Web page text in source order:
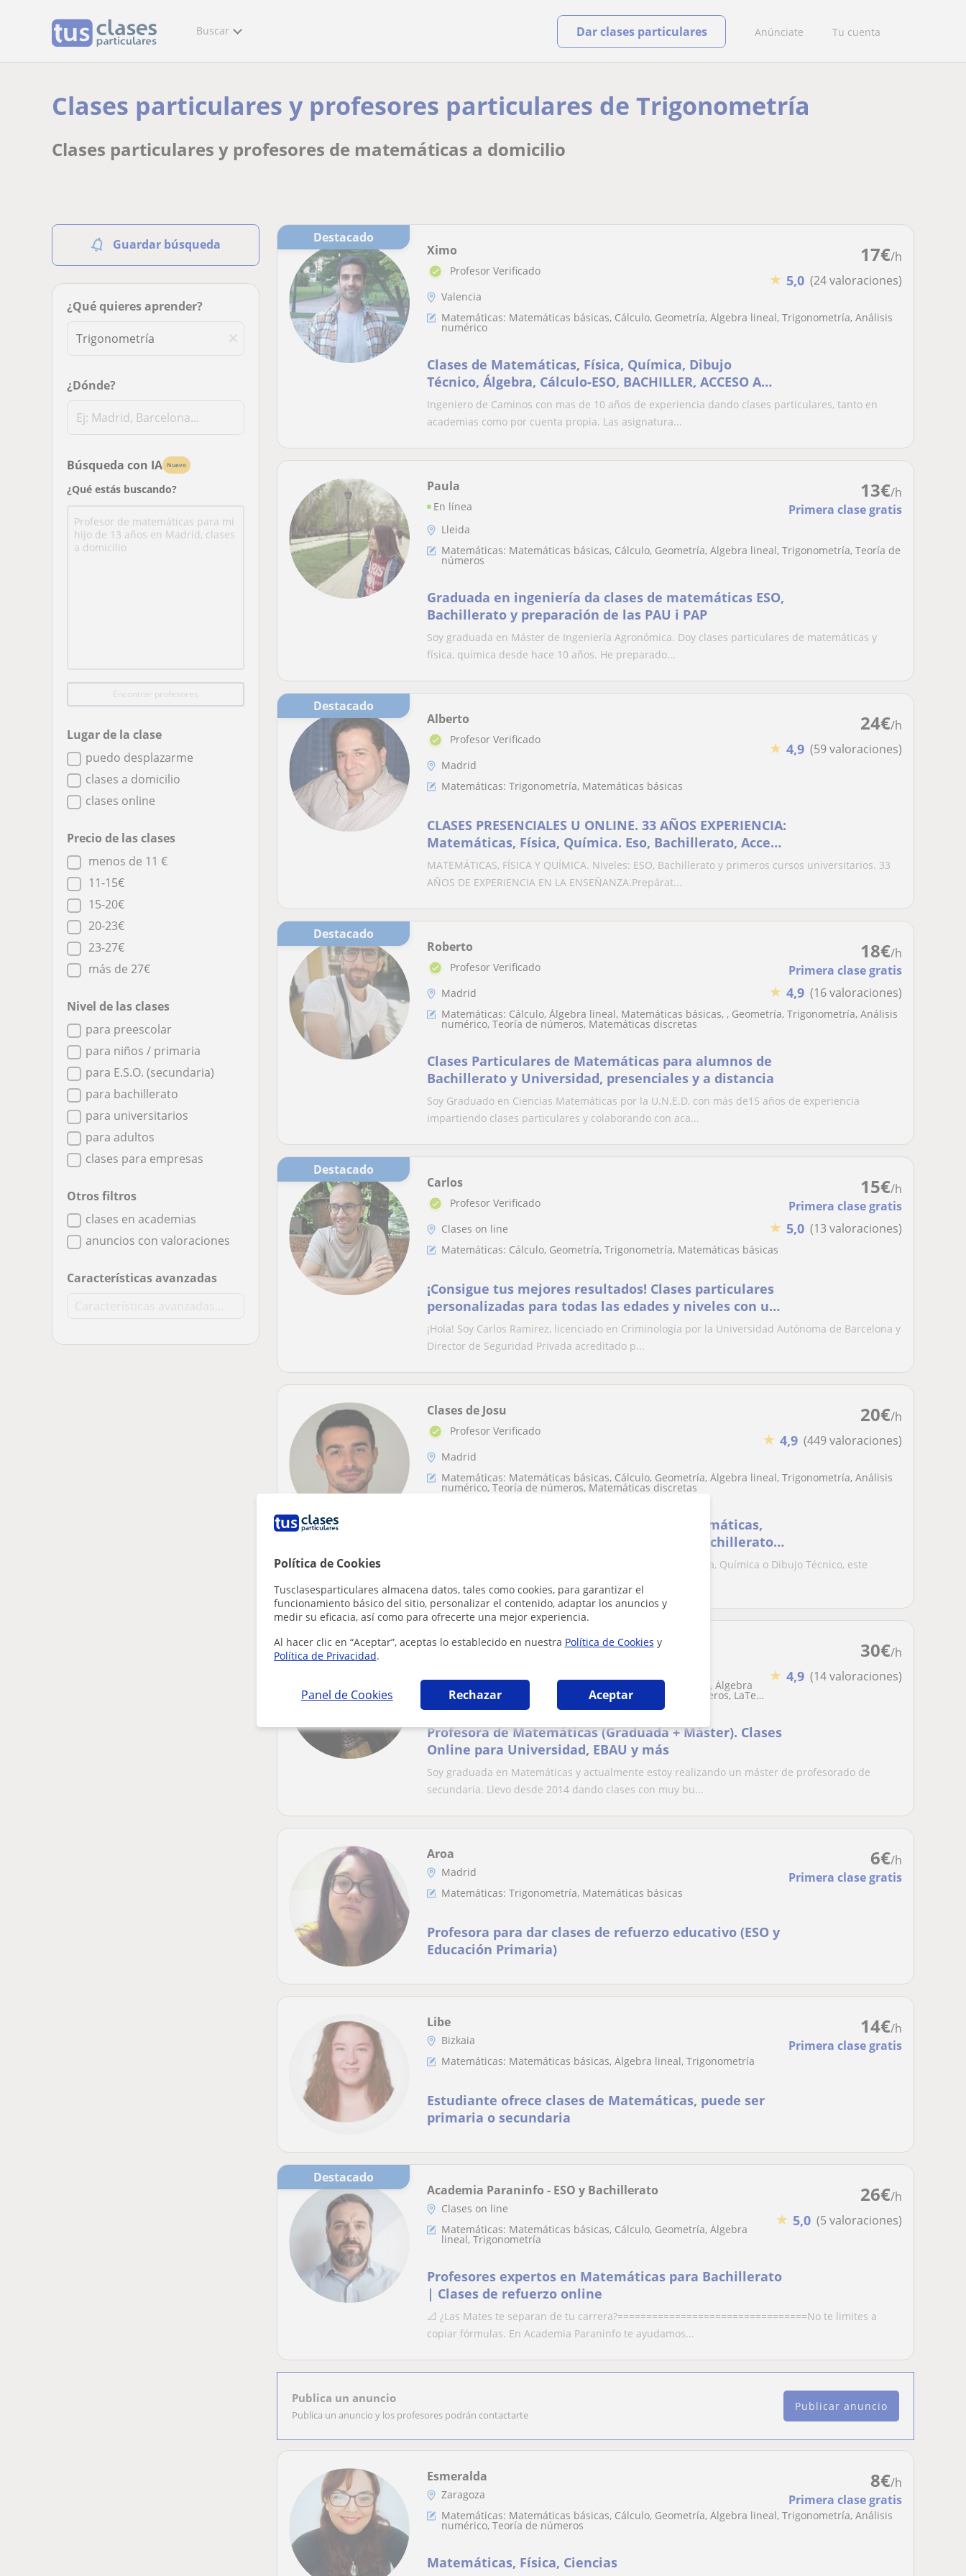
Política de Cookies
Tusclasesparticulares almacena datos, tales como cookies, para garantizar el
funcionamiento básico del sitio, personalizar el contenido, adaptar los anuncios y
medir su eficacia, así como para ofrecerte una mejor experiencia.
Al hacer clic en “Aceptar”, aceptas lo establecido en nuestra Política de Cookies y
Política de Privacidad.
Panel de Cookies Rechazar Aceptar
Buscar Anúnciate Tu cuenta
Dar clases particulares
Clases particulares y profesores particulares de Trigonometría
Clases particulares y profesores de matemáticas a domicilio
Guardar búsqueda
¿Qué quieres aprender?
¿Dónde?
Búsqueda con IA Nuevo
¿Qué estás buscando?
Encontrar profesores
Lugar de la clase
puedo desplazarme
clases a domicilio
clases online
Precio de las clases
menos de 11 €
11-15€
15-20€
20-23€
23-27€
más de 27€
Nivel de las clases
para preescolar
para niños / primaria
para E.S.O. (secundaria)
para bachillerato
para universitarios
para adultos
clases para empresas
Otros filtros
clases en academias
anuncios con valoraciones
Características avanzadas
Destacado
17€/h
★ 5,0 (24 valoraciones)
Ximo
Profesor Verificado
Valencia
Matemáticas: Matemáticas básicas, Cálculo, Geometría, Álgebra lineal, Trigonometría, Análisis
numérico
Clases de Matemáticas, Física, Química, Dibujo
Técnico, Álgebra, Cálculo-ESO, BACHILLER, ACCESO A
GRADOS/UNIVERSIDAD, UNIVERSITARIAS
Ingeniero de Caminos con mas de 10 años de experiencia dando clases particulares, tanto en
academias como por cuenta propia. Las asignatura...
13€/h
Primera clase gratis
Paula
En línea
Lleida
Matemáticas: Matemáticas básicas, Cálculo, Geometría, Álgebra lineal, Trigonometría, Teoría de
números
Graduada en ingeniería da clases de matemáticas ESO,
Bachillerato y preparación de las PAU i PAP
Soy graduada en Máster de Ingeniería Agronómica. Doy clases particulares de matemáticas y
física, química desde hace 10 años. He preparado...
Destacado
24€/h
★ 4,9 (59 valoraciones)
Alberto
Profesor Verificado
Madrid
Matemáticas: Trigonometría, Matemáticas básicas
CLASES PRESENCIALES U ONLINE. 33 AÑOS EXPERIENCIA:
Matemáticas, Física, Química. Eso, Bachillerato, Acceso
a la Universidad cualquier edad
MATEMÁTICAS, FÍSICA Y QUÍMICA. Niveles: ESO, Bachillerato y primeros cursos universitarios. 33
AÑOS DE EXPERIENCIA EN LA ENSEÑANZA.Prepárat...
Destacado
18€/h
Primera clase gratis
★ 4,9 (16 valoraciones)
Roberto
Profesor Verificado
Madrid
Matemáticas: Cálculo, Álgebra lineal, Matemáticas básicas, , Geometría, Trigonometría, Análisis
numérico, Teoría de números, Matemáticas discretas
Clases Particulares de Matemáticas para alumnos de
Bachillerato y Universidad, presenciales y a distancia
Soy Graduado en Ciencias Matemáticas por la U.N.E.D, con más de15 años de experiencia
impartiendo clases particulares y colaborando con aca...
Destacado
15€/h
Primera clase gratis
★ 5,0 (13 valoraciones)
Carlos
Profesor Verificado
Clases on line
Matemáticas: Cálculo, Geometría, Trigonometría, Matemáticas básicas
¡Consigue tus mejores resultados! Clases particulares
personalizadas para todas las edades y niveles con un
docente experto
¡Hola! Soy Carlos Ramírez, licenciado en Criminología por la Universidad Autónoma de Barcelona y
Director de Seguridad Privada acreditado p...
20€/h
★ 4,9 (449 valoraciones)
Clases de Josu
Profesor Verificado
Madrid
Matemáticas: Matemáticas básicas, Cálculo, Geometría, Álgebra lineal, Trigonometría, Análisis
numérico, Teoría de números, Matemáticas discretas
🎓❗ Profesor de Instituto en activo - 🥇Matemáticas,
Física, Química y Dibujo Técnico - ✔️ ESO, Bachilleratos
☀️ Si tu hijo arrastra alguna carencia en Matemáticas, Física, Química o Dibujo Técnico, este
30€/h
★ 4,9 (14 valoraciones)
Lara
Matemáticas: Matemáticas básicas, , Cálculo, Geometría, Álgebra
lineal, Trigonometría, Análisis numérico, Teoría de números, LaTeX,
Matemáticas discretas
Profesora de Matemáticas (Graduada + Máster). Clases
Online para Universidad, EBAU y más
Soy graduada en Matemáticas y actualmente estoy realizando un máster de profesorado de
secundaria. Llevo desde 2014 dando clases con muy bu...
6€/h
Primera clase gratis
Aroa
Madrid
Matemáticas: Trigonometría, Matemáticas básicas
Profesora para dar clases de refuerzo educativo (ESO y
Educación Primaria)
14€/h
Primera clase gratis
Libe
Bizkaia
Matemáticas: Matemáticas básicas, Álgebra lineal, Trigonometría
Estudiante ofrece clases de Matemáticas, puede ser
primaria o secundaria
Destacado
26€/h
★ 5,0 (5 valoraciones)
Academia Paraninfo - ESO y Bachillerato
Clases on line
Matemáticas: Matemáticas básicas, Cálculo, Geometría, Álgebra
lineal, Trigonometría
Profesores expertos en Matemáticas para Bachillerato
| Clases de refuerzo online
📐 ¿Las Mates te separan de tu carrera?=================================No te limites a
copiar fórmulas. En Academia Paraninfo te ayudamos...
Publica un anuncio
Publica un anuncio y los profesores podrán contactarte
Publicar anuncio
8€/h
Primera clase gratis
Esmeralda
Zaragoza
Matemáticas: Matemáticas básicas, Cálculo, Geometría, Álgebra lineal, Trigonometría, Análisis
numérico, Teoría de números
Matemáticas, Física, Ciencias